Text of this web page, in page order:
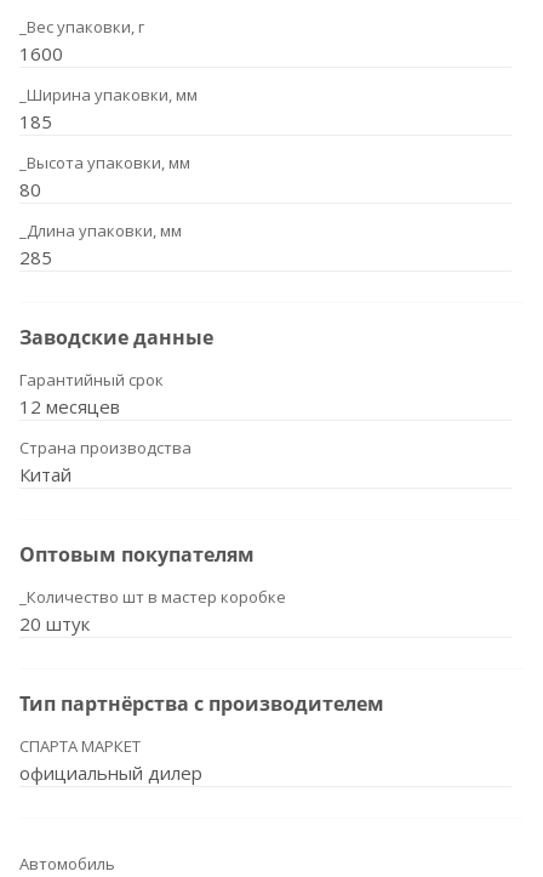
_Вес упаковки, г
1600
_Ширина упаковки, мм
185
_Высота упаковки, мм
80
_Длина упаковки, мм
285
Заводские данные
Гарантийный срок
12 месяцев
Страна производства
Китай
Оптовым покупателям
_Количество шт в мастер коробке
20 штук
Тип партнёрства с производителем
СПАРТА МАРКЕТ
официальный дилер
Автомобиль